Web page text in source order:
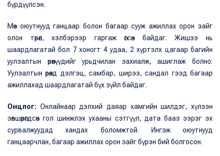
бүрдүүлсэн.
Мөн оюутнууд ганцаар болон багаар сууж ажиллах орон зайг
олон төрөл, хэлбэрээр гаргаж өгсөн байдаг. Жишээ нь
шаардлагатай бол 7 хоногт 4 удаа, 2 хүртэлх цагаар багийн
уулзалтын өрөөнүүдийг урьдчилан захиалж, ашиглаж болно.
Уулзалтын өрөөнд дэлгэц, самбар, ширээ, сандал гээд багаар
ажиллахад шаардлагатай бүх зүйл байдаг.
Онцлог: Онлайнаар дэлхий даяар хамгийн шилдэг, хүлээн
зөвшөөрөгдсөн гол шинжлэх ухааны сэтгүүл, дата бааз зэрэг эх
сурвалжуудад хандах боломжтой. Ингэж оюутнууд
ганцаарчлан, багаар ажиллах орон зайг бүрэн бий болгосон.